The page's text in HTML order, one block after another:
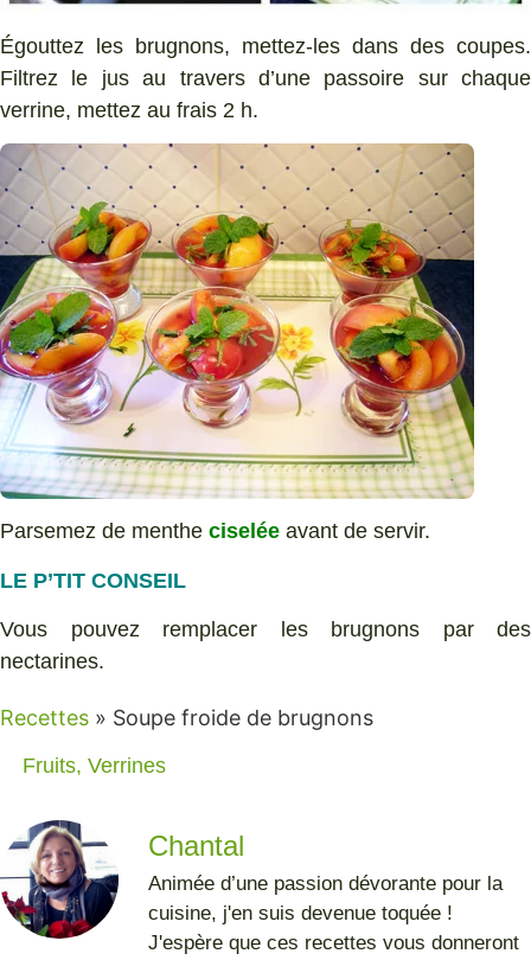
Égouttez les brugnons, mettez-les dans des coupes.
Filtrez le jus au travers d’une passoire sur chaque
verrine, mettez au frais 2 h.
Parsemez de menthe ciselée avant de servir.
LE P’TIT CONSEIL
Vous pouvez remplacer les brugnons par des
nectarines.
Recettes » Soupe froide de brugnons
Fruits, Verrines
Chantal
Animée d’une passion dévorante pour la
cuisine, j'en suis devenue toquée !
J'espère que ces recettes vous donneront